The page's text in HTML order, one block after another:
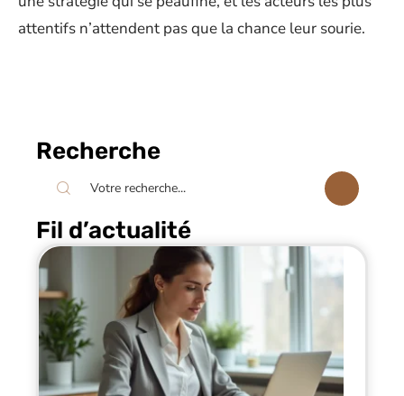
attentifs n’attendent pas que la chance leur sourie.
Recherche
Fil d’actualité